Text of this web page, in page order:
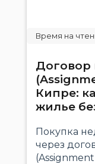
Договор
Кипре:
жилье
Покупка
через